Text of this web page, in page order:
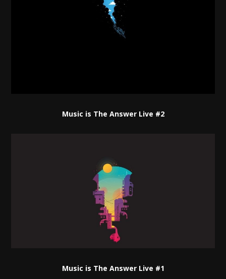
Music is The Answer Live #2
Music is The Answer Live #1